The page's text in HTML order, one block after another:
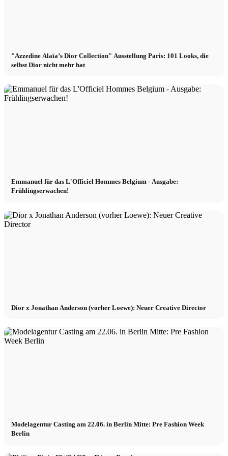
"Azzedine Alaïa’s Dior Collection" Ausstellung Paris: 101 Looks, die
selbst Dior nicht mehr hat
Emmanuel für das L'Officiel Hommes Belgium - Ausgabe:
Frühlingserwachen!
Dior x Jonathan Anderson (vorher Loewe): Neuer Creative Director
Modelagentur Casting am 22.06. in Berlin Mitte: Pre Fashion Week
Berlin